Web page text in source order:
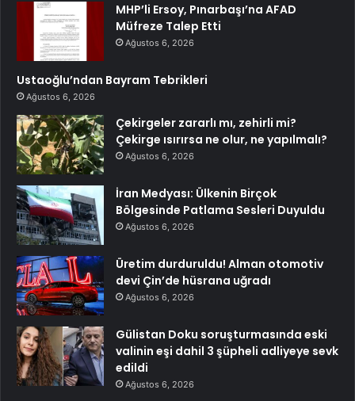
MHP’li Ersoy, Pınarbaşı’na AFAD
Müfreze Talep Etti
Ağustos 6, 2026
Ustaoğlu’ndan Bayram Tebrikleri
Ağustos 6, 2026
Çekirgeler zararlı mı, zehirli mi?
Çekirge ısırırsa ne olur, ne yapılmalı?
Ağustos 6, 2026
İran Medyası: Ülkenin Birçok
Bölgesinde Patlama Sesleri Duyuldu
Ağustos 6, 2026
Üretim durduruldu! Alman otomotiv
devi Çin’de hüsrana uğradı
Ağustos 6, 2026
Gülistan Doku soruşturmasında eski
valinin eşi dahil 3 şüpheli adliyeye sevk
edildi
Ağustos 6, 2026